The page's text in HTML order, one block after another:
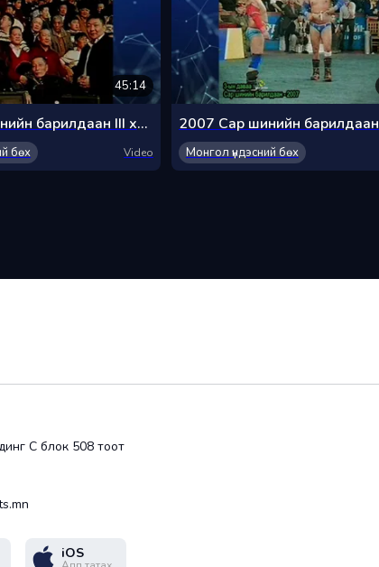
45:14
2007 Сар шинийн барилдаан III хэсэг
бөх Video Монгол үндэсний бөх
С блок 508 тоот
iOS